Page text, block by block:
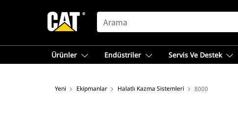
SEARCH
Ürünler Endüstriler Servis Ve Destek
Yeni Ekipmanlar Halatlı Kazma Sistemleri 8000